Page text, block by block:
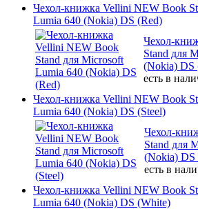
Чехол-книжка Vellini NEW Book
Lumia 640 (Nokia) DS (Red)
Чехол-
Stand для
(Nokia) DS
есть в
Чехол-книжка Vellini NEW Book
Lumia 640 (Nokia) DS (Steel)
Чехол-
Stand для
(Nokia) DS
есть в
Чехол-книжка Vellini NEW Book
Lumia 640 (Nokia) DS (White)